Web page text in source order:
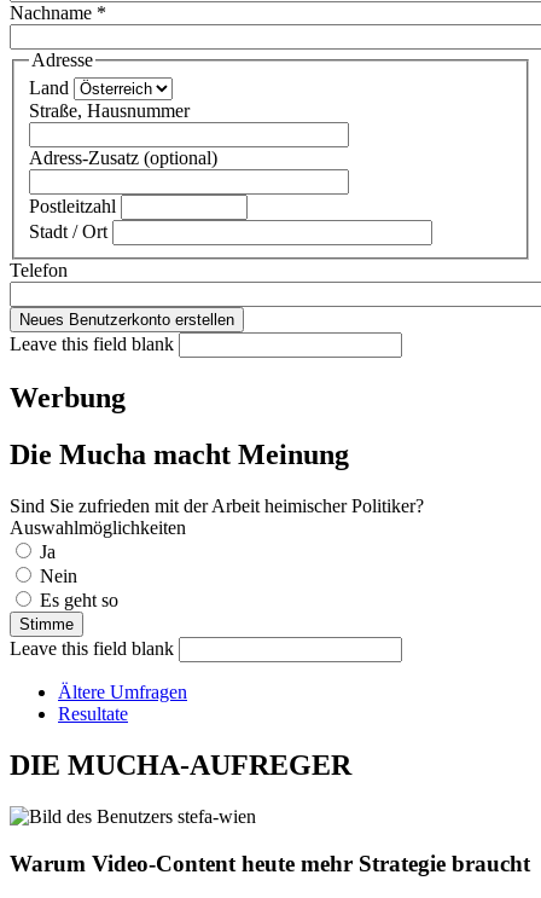
Nachname *
Adresse
Land
Straße, Hausnummer
Adress-Zusatz (optional)
Postleitzahl
Stadt / Ort
Telefon
Leave this field blank
Werbung
Die Mucha macht Meinung
Sind Sie zufrieden mit der Arbeit heimischer Politiker?
Auswahlmöglichkeiten
Ja
Nein
Es geht so
Leave this field blank
Ältere Umfragen
Resultate
DIE MUCHA-AUFREGER
Warum Video-Content heute mehr Strategie braucht